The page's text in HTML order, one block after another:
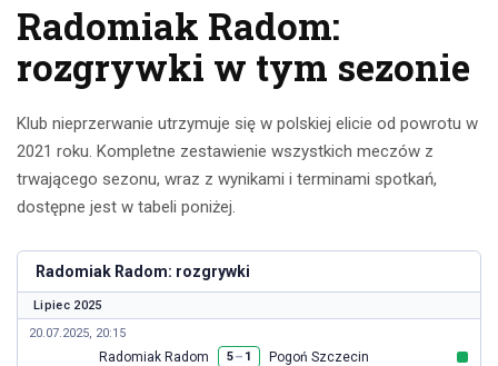
Radomiak Radom:
rozgrywki w tym sezonie
Klub nieprzerwanie utrzymuje się w polskiej elicie od powrotu w
2021 roku. Kompletne zestawienie wszystkich meczów z
trwającego sezonu, wraz z wynikami i terminami spotkań,
dostępne jest w tabeli poniżej.
Radomiak Radom: rozgrywki
Lipiec 2025
20.07.2025, 20:15
Radomiak Radom 5– 1 Pogoń Szczecin